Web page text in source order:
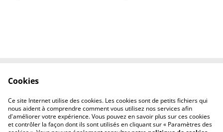
Politique de
confidentialité
Politique de cookies
Cookies
Ce site Internet utilise des cookies. Les cookies sont de petits fichiers qui
nous aident à comprendre comment vous utilisez nos services afin
d'améliorer votre expérience. Vous pouvez en savoir plus sur ces cookies
et contrôler la façon dont ils sont utilisés en cliquant sur « Paramètres des